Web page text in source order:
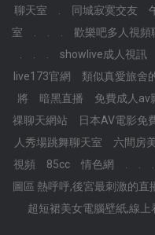
聊天室
同城寂寞交友
室
歡樂吧多人視頻
showlive成人視訊
live173官網
類似真愛旅舍
將
暗黑直播 免費成人av
祼聊天網站
日本AV電影免
人秀場跳舞聊天室
六間房
視頻
85cc 情色網
圖區 熱呼呼,後宮最刺激的直
超短裙美女電腦壁紙,線上